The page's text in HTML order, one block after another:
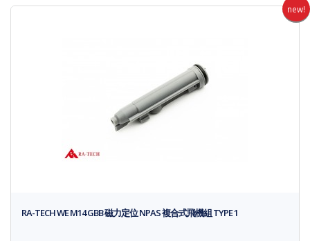
new!
RA-TECH WE M14 GBB 磁力定位 NPAS 複合式飛機組 TYPE 1